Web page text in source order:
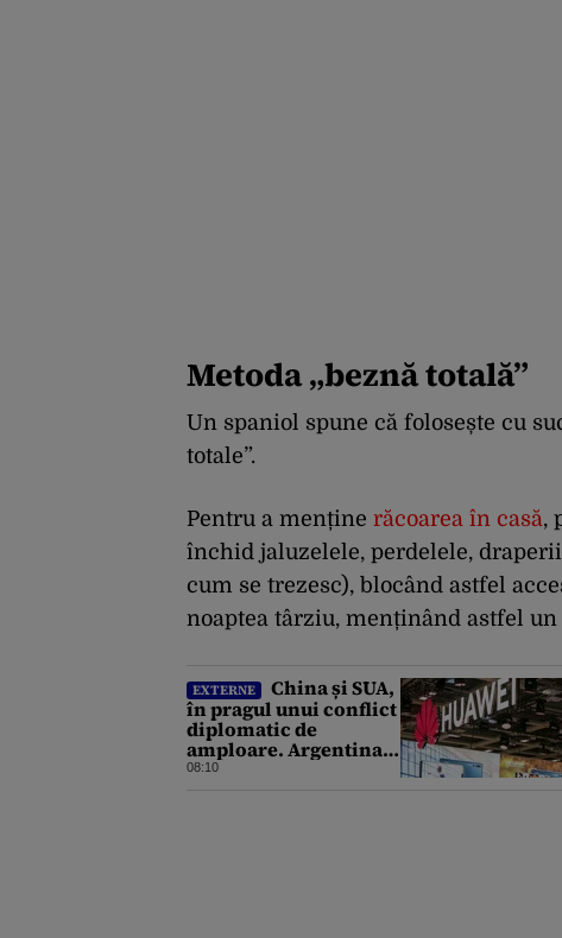
Metoda „beznă totală”
Un spaniol spune că folosește cu
totale”.
Pentru a menține răcoarea în casă,
închid jaluzelele, perdelele,
cum se trezesc), blocând astfel
noaptea târziu, menținând astfel
EXTERNE
China și SUA,
în pragul unui conflict
diplomatic de
amploare. Argentina a
căzut la mijloc în
08:10